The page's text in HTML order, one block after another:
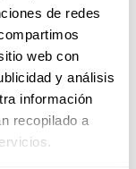
de redes
web con
y análisis
información
recopilado a
te
de